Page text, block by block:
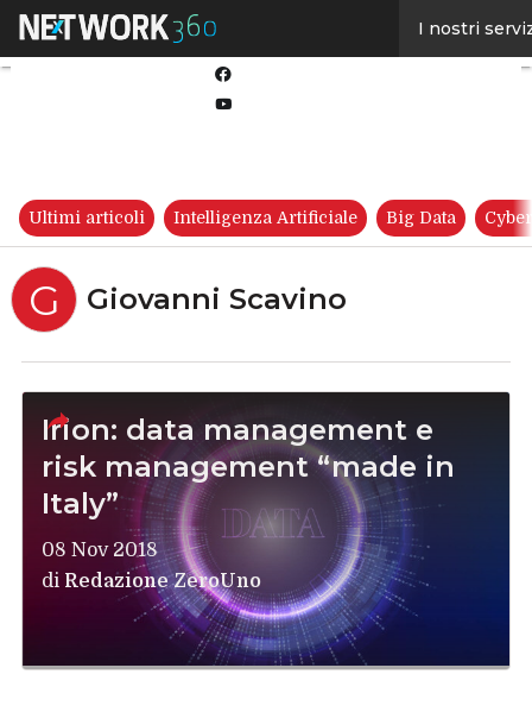
I nostri
Ultimi articoli Intelligenza Artificiale Big Data
G Giovanni Scavino
Irion: data management e
risk management “made in
Italy”
08 Nov 2018
di Redazione ZeroUno